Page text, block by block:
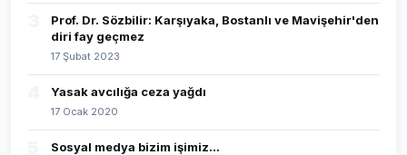
Prof. Dr. Sözbilir: Karşıyaka, Bostanlı ve Mavişehir'den
diri fay geçmez
17 Şubat 2023
Yasak avcılığa ceza yağdı
17 Ocak 2020
Sosyal medya bizim işimiz...